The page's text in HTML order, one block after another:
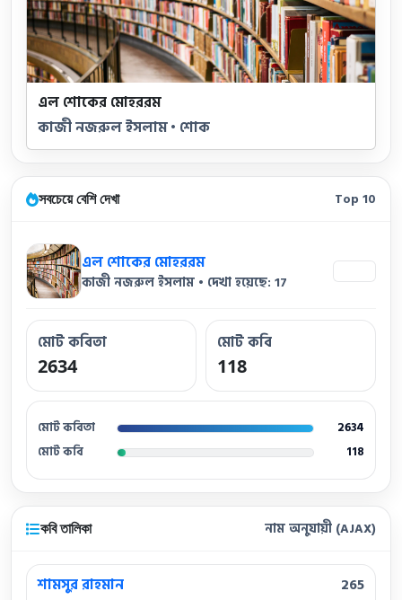
এল শোকের মোহররম
কাজী নজরুল ইসলাম • শোক
সবচেয়ে বেশি দেখা Top 10
এল শোকের মোহররম
কাজী নজরুল ইসলাম • দেখা হয়েছে: 17
মোট কবিতা
2634
মোট কবি
118
মোট কবিতা
2634
মোট কবি
118
কবি তালিকা নাম অনুযায়ী (AJAX)
শামসুর রাহমান
265